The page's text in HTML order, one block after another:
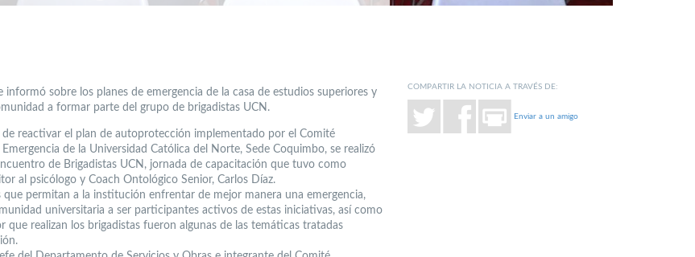
informó sobre los planes de emergencia de la casa de estudios superiores y
a formar parte del grupo de brigadistas UCN.
reactivar el plan de autoprotección implementado por el Comité
Emergencia de la Universidad Católica del Norte, Sede Coquimbo, se realizó
de Brigadistas UCN, jornada de capacitación que tuvo como
al psicólogo y Coach Ontológico Senior, Carlos Díaz.
que permitan a la institución enfrentar de mejor manera una emergencia,
universitaria a ser participantes activos de estas iniciativas, así como
que realizan los brigadistas fueron algunas de las temáticas tratadas
COMPARTIR LA NOTICIA A TRAVÉS DE:
Enviar a un amigo